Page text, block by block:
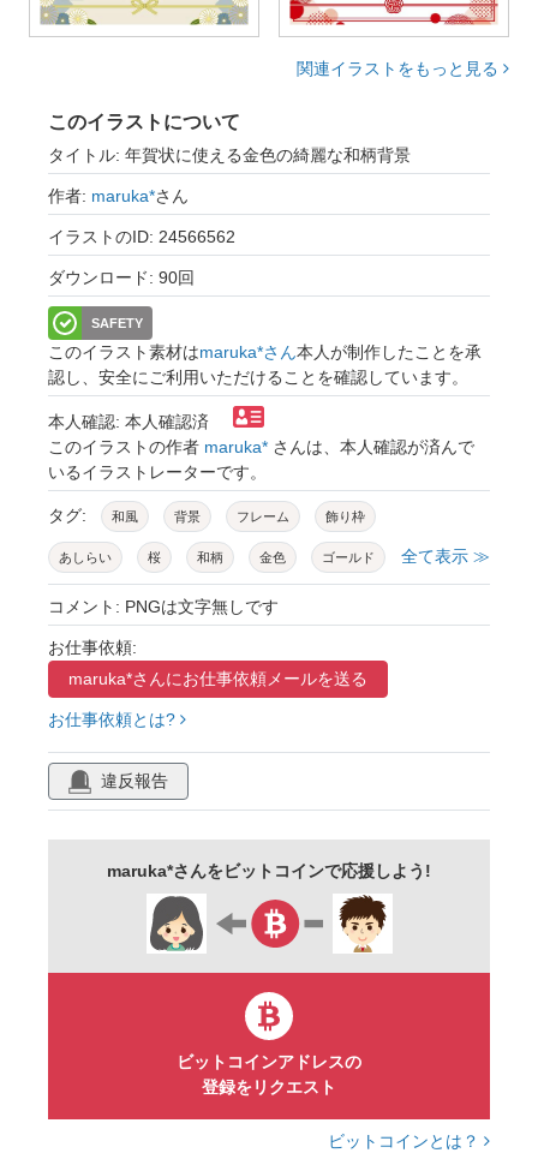
関連イラストをもっと見る
このイラストについて
タイトル: 年賀状に使える金色の綺麗な和柄背景
作者: maruka*さん
イラストのID: 24566562
ダウンロード: 90回
SAFETY
このイラスト素材はmaruka*さん本人が制作したことを承
認し、安全にご利用いただけることを確認しています。
本人確認: 本人確認済
このイラストの作者 maruka* さんは、本人確認が済んで
いるイラストレーターです。
タグ: 和風 背景 フレーム 飾り枠
あしらい 桜 和柄 金色 ゴールド
水引 リボン 水彩 花
年賀状
華麗 雲 パターン 素材
全て表示 ≫
コメント: PNGは文字無しです
お仕事依頼:
maruka*さんにお仕事依頼メールを送る
お仕事依頼とは?
違反報告
maruka*さんをビットコインで応援しよう!
ビットコインアドレスの
登録をリクエスト
ビットコインとは？